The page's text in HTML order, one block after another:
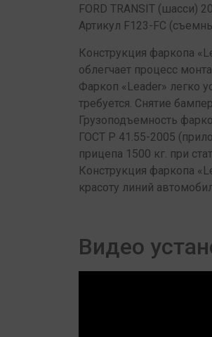
FORD TRANSIT (шасси)
Артикул F123-FC
Конструкция фаркопа
облегчает процесс
Фаркоп «Leader» легко
требуется. Снятие
Грузоподъемность
ГОСТ Р 41.55-2005
прицепа 1500 кг. при
Конструкция фаркопа
красоту линий
Видео